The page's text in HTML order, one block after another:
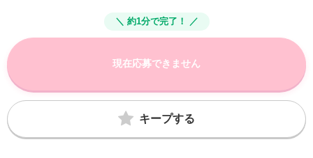
＼ 約1分で完了！ ／
現在応募できません
キープする